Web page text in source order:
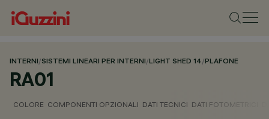
INTERNI/SISTEMI LINEARI PER INTERNI/LIGHT SHED 14/PLAFONE
RA01
COLORE COMPONENTI OPZIONALI DATI TECNICI DATI FOTOMETRICI